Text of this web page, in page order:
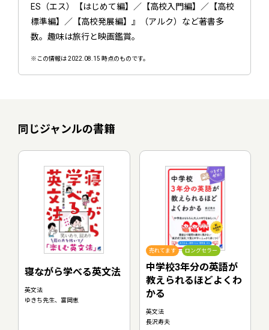
ES（エス）【はじめて編】／【高校入門編】／【高校
標準編】／【高校発展編】』（アルク）など著書多
数。趣味は旅行と映画鑑賞。
※この情報は 2022.08.15 時点のものです。
同じジャンルの書籍
寝ながら学べる英文法
英文法
ゆきち先生、富岡恵
売れてます ロングセラー
中学校3年分の英語が
教えられるほどよくわ
かる
英文法
長沢寿夫